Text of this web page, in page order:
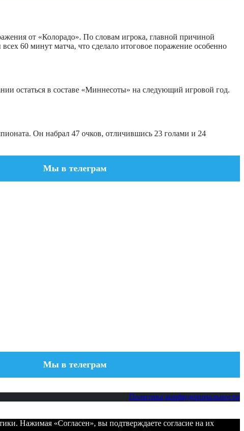
от «Колорадо». По словам игрока, главной причиной
60 минут матча, что сделало итоговое поражение особенно
остаться в составе «Миннесоты» на следующий игровой год.
Он набрал 47 очков, отличившись 23 голами и 24
Мы в телеграм
Мы в телеграм
Политика конфиденциальности
Нажимая «Согласен», вы подтверждаете согласие на их